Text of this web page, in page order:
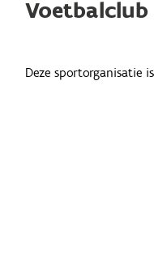
Voetbalclub
Deze sportorganisatie